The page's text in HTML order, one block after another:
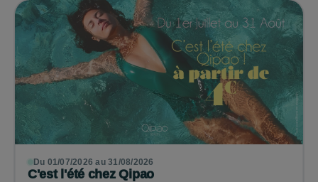
Du 01/07/2026 au 31/08/2026
C'est l'été chez Qipao